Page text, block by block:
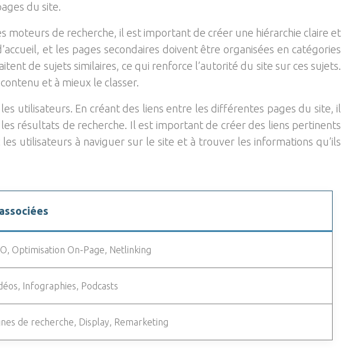
du site.
de recherche, il est important de créer une hiérarchie claire et
et les pages secondaires doivent être organisées en catégories
de sujets similaires, ce qui renforce l’autorité du site sur ces sujets.
et à mieux le classer.
utilisateurs. En créant des liens entre les différentes pages du site, il
résultats de recherche. Il est important de créer des liens pertinents
utilisateurs à naviguer sur le site et à trouver les informations qu’ils
Optimisation On-Page, Netlinking
Infographies, Podcasts
de recherche, Display, Remarketing